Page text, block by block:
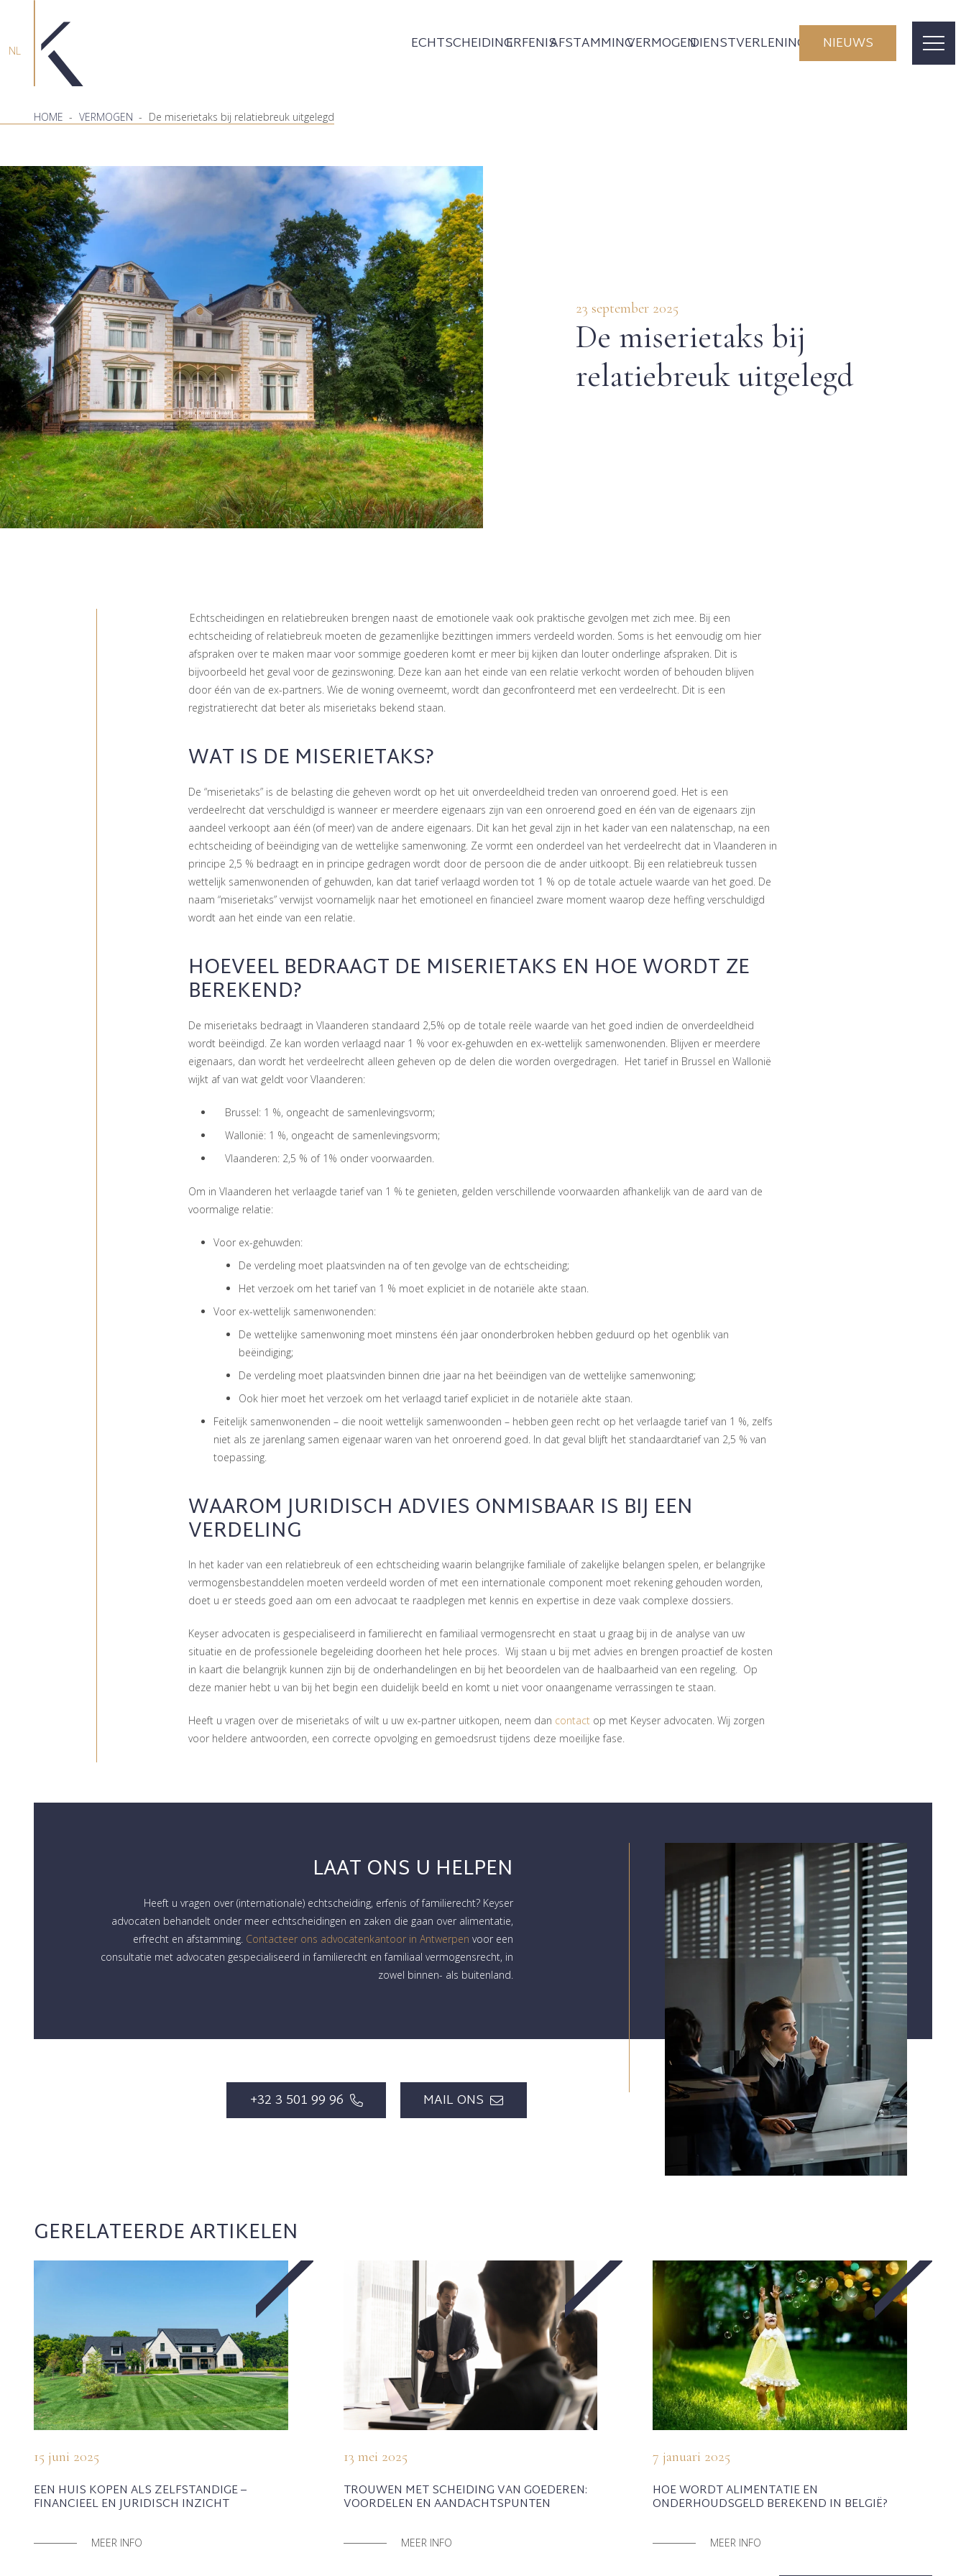
NL ECHTSCHEIDINGERFENISAFSTAMMINGVERMOGENDIENSTVERLENING NIEUWS
HOME - VERMOGEN - De miserietaks bij relatiebreuk uitgelegd
23 september 2025
De miserietaks bij
relatiebreuk uitgelegd
Echtscheidingen en relatiebreuken brengen naast de emotionele vaak ook praktische gevolgen met zich mee. Bij een
echtscheiding of relatiebreuk moeten de gezamenlijke bezittingen immers verdeeld worden. Soms is het eenvoudig om hier
afspraken over te maken maar voor sommige goederen komt er meer bij kijken dan louter onderlinge afspraken. Dit is
bijvoorbeeld het geval voor de gezinswoning. Deze kan aan het einde van een relatie verkocht worden of behouden blijven
door één van de ex-partners. Wie de woning overneemt, wordt dan geconfronteerd met een verdeelrecht. Dit is een
registratierecht dat beter als miserietaks bekend staan.
WAT IS DE MISERIETAKS?
De “miserietaks” is de belasting die geheven wordt op het uit onverdeeldheid treden van onroerend goed. Het is een
verdeelrecht dat verschuldigd is wanneer er meerdere eigenaars zijn van een onroerend goed en één van de eigenaars zijn
aandeel verkoopt aan één (of meer) van de andere eigenaars. Dit kan het geval zijn in het kader van een nalatenschap, na een
echtscheiding of beëindiging van de wettelijke samenwoning. Ze vormt een onderdeel van het verdeelrecht dat in Vlaanderen in
principe 2,5 % bedraagt en in principe gedragen wordt door de persoon die de ander uitkoopt. Bij een relatiebreuk tussen
wettelijk samenwonenden of gehuwden, kan dat tarief verlaagd worden tot 1 % op de totale actuele waarde van het goed. De
naam “miserietaks” verwijst voornamelijk naar het emotioneel en financieel zware moment waarop deze heffing verschuldigd
wordt aan het einde van een relatie.
HOEVEEL BEDRAAGT DE MISERIETAKS EN HOE WORDT ZE
BEREKEND?
De miserietaks bedraagt in Vlaanderen standaard 2,5% op de totale reële waarde van het goed indien de onverdeeldheid
wordt beëindigd. Ze kan worden verlaagd naar 1 % voor ex-gehuwden en ex-wettelijk samenwonenden. Blijven er meerdere
eigenaars, dan wordt het verdeelrecht alleen geheven op de delen die worden overgedragen. Het tarief in Brussel en Wallonië
wijkt af van wat geldt voor Vlaanderen:
Brussel: 1 %, ongeacht de samenlevingsvorm;
Wallonië: 1 %, ongeacht de samenlevingsvorm;
Vlaanderen: 2,5 % of 1% onder voorwaarden.
Om in Vlaanderen het verlaagde tarief van 1 % te genieten, gelden verschillende voorwaarden afhankelijk van de aard van de
voormalige relatie:
Voor ex-gehuwden:
De verdeling moet plaatsvinden na of ten gevolge van de echtscheiding;
Het verzoek om het tarief van 1 % moet expliciet in de notariële akte staan.
Voor ex-wettelijk samenwonenden:
De wettelijke samenwoning moet minstens één jaar ononderbroken hebben geduurd op het ogenblik van
beëindiging;
De verdeling moet plaatsvinden binnen drie jaar na het beëindigen van de wettelijke samenwoning;
Ook hier moet het verzoek om het verlaagd tarief expliciet in de notariële akte staan.
Feitelijk samenwonenden – die nooit wettelijk samenwoonden – hebben geen recht op het verlaagde tarief van 1 %, zelfs
niet als ze jarenlang samen eigenaar waren van het onroerend goed. In dat geval blijft het standaardtarief van 2,5 % van
toepassing.
WAAROM JURIDISCH ADVIES ONMISBAAR IS BIJ EEN
VERDELING
In het kader van een relatiebreuk of een echtscheiding waarin belangrijke familiale of zakelijke belangen spelen, er belangrijke
vermogensbestanddelen moeten verdeeld worden of met een internationale component moet rekening gehouden worden,
doet u er steeds goed aan om een advocaat te raadplegen met kennis en expertise in deze vaak complexe dossiers.
Keyser advocaten is gespecialiseerd in familierecht en familiaal vermogensrecht en staat u graag bij in de analyse van uw
situatie en de professionele begeleiding doorheen het hele proces. Wij staan u bij met advies en brengen proactief de kosten
in kaart die belangrijk kunnen zijn bij de onderhandelingen en bij het beoordelen van de haalbaarheid van een regeling. Op
deze manier hebt u van bij het begin een duidelijk beeld en komt u niet voor onaangename verrassingen te staan.
Heeft u vragen over de miserietaks of wilt u uw ex-partner uitkopen, neem dan contact op met Keyser advocaten. Wij zorgen
voor heldere antwoorden, een correcte opvolging en gemoedsrust tijdens deze moeilijke fase.
LAAT ONS U HELPEN
Heeft u vragen over (internationale) echtscheiding, erfenis of familierecht? Keyser
advocaten behandelt onder meer echtscheidingen en zaken die gaan over alimentatie,
erfrecht en afstamming. Contacteer ons advocatenkantoor in Antwerpen voor een
consultatie met advocaten gespecialiseerd in familierecht en familiaal vermogensrecht, in
zowel binnen- als buitenland.
+32 3 501 99 96 MAIL ONS
GERELATEERDE ARTIKELEN
15 juni 2025
EEN HUIS KOPEN ALS ZELFSTANDIGE –
FINANCIEEL EN JURIDISCH INZICHT
MEER INFO
13 mei 2025
TROUWEN MET SCHEIDING VAN GOEDEREN:
VOORDELEN EN AANDACHTSPUNTEN
MEER INFO
7 januari 2025
HOE WORDT ALIMENTATIE EN
ONDERHOUDSGELD BEREKEND IN BELGIË?
MEER INFO